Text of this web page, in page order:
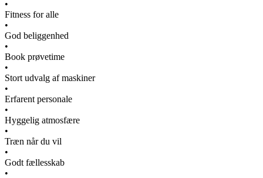
•
Fitness for alle
•
God beliggenhed
•
Book prøvetime
•
Stort udvalg af maskiner
•
Erfarent personale
•
Hyggelig atmosfære
•
Træn når du vil
•
Godt fællesskab
•